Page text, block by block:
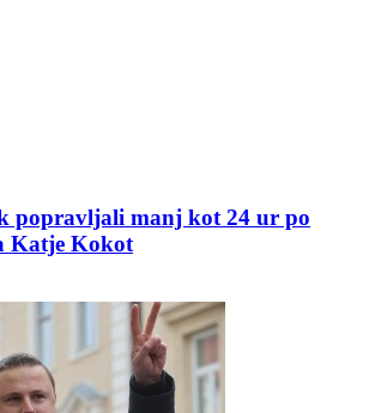
popravljali manj kot 24 ur po
Katje Kokot